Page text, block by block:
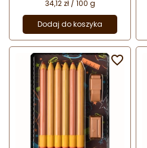
34,12 zł / 100 g
Dodaj do koszyka
